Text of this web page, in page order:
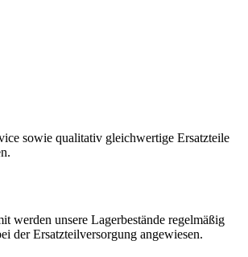
sowie qualitativ gleichwertige Ersatzteile
werden unsere Lagerbestände regelmäßig
der Ersatzteilversorgung angewiesen.